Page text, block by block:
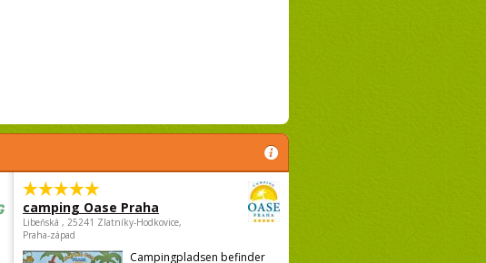
camping Oase Praha
Libeňská , 25241 Zlatníky-Hodkovice,
Praha-západ
Campingpladsen befinder